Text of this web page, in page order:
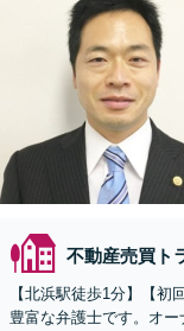
不動産売買ト
【北浜駅徒歩1分】【
豊富な弁護士です。オ